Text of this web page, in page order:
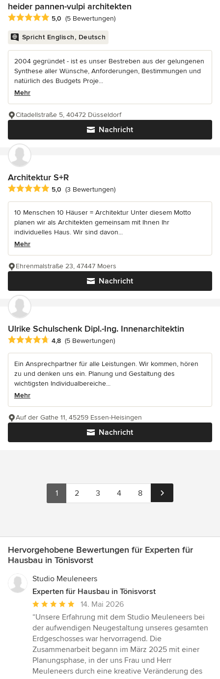
heider pannen-vulpi architekten
Durchschnittliche Bewertung: 5 von 5 Sternen
5,0 (5 Bewertungen)
Spricht Englisch, Deutsch
2004 gegründet - ist es unser Bestreben aus der gelungenen
Synthese aller Wünsche, Anforderungen, Bestimmungen und
natürlich des Budgets Proje...
Mehr
Nachricht
Citadellstraße 5, 40472 Düsseldorf
Architektur S+R
Durchschnittliche Bewertung: 5 von 5 Sternen
5,0 (3 Bewertungen)
10 Menschen 10 Häuser = Architektur Unter diesem Motto
planen wir als Architekten gemeinsam mit Ihnen Ihr
individuelles Haus. Wir sind davon...
Mehr
Nachricht
Ehrenmalstraße 23, 47447 Moers
Ulrike Schulschenk Dipl.-Ing. Innenarchitektin
Durchschnittliche Bewertung: 4.8 von 5 Sternen
4,8 (5 Bewertungen)
Ein Ansprechpartner für alle Leistungen. Wir kommen, hören
zu und denken uns ein. Planung und Gestaltung des
wichtigsten Individualbereiche...
Mehr
Nachricht
Auf der Gathe 11, 45259 Essen-Heisingen
1 2 3 4 8
Hervorgehobene Bewertungen für Experten für
Hausbau in Tönisvorst
Studio Meuleneers
Experten für Hausbau in Tönisvorst
Durchschnittliche
Bewertung:
5
von
5
Sternen
14. Mai 2026
“Unsere Erfahrung mit dem Studio Meuleneers bei
der aufwendigen Neugestaltung unseres gesamten
Erdgeschosses war hervorragend. Die
Zusammenarbeit begann im März 2025 mit einer
Planungsphase, in der uns Frau und Herr
Meuleneers durch eine kreative Veränderung des